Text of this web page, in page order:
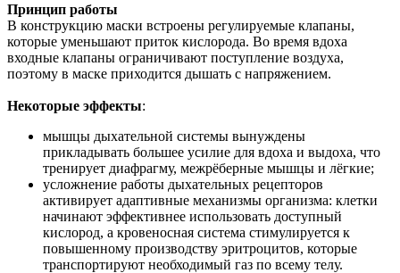
Принцип работы
В конструкцию маски встроены регулируемые клапаны,
которые уменьшают приток кислорода. Во время вдоха
входные клапаны ограничивают поступление воздуха,
поэтому в маске приходится дышать с напряжением.
Некоторые эффекты:
мышцы дыхательной системы вынуждены
прикладывать большее усилие для вдоха и выдоха, что
тренирует диафрагму, межрёберные мышцы и лёгкие;
усложнение работы дыхательных рецепторов
активирует адаптивные механизмы организма: клетки
начинают эффективнее использовать доступный
кислород, а кровеносная система стимулируется к
повышенному производству эритроцитов, которые
транспортируют необходимый газ по всему телу.